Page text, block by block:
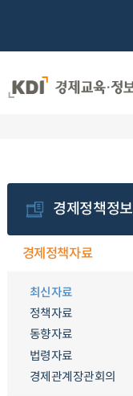
경제정책정보
경제정책자료
최신자료
정책자료
동향자료
법령자료
경제관계장관회의